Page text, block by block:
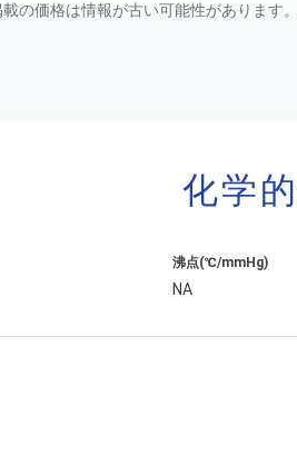
載の価格は情報が古い可能性があります
化学
沸点(℃/mmHg)
NA